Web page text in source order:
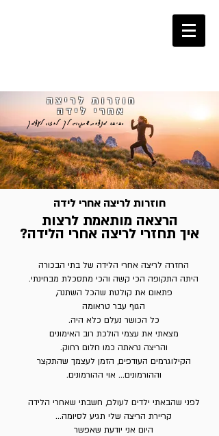
חוזרות לריצה אחרי לידה
הרצאה מותאמת לרצות
איך תחזרי לריצה אחרי הלידה?
החזרה לריצה אחרי הלידה של בתי הבכורה
היתה התקופה הכי קשה והכי מתסכלת מבחינתי.
פתאום את קולטת שהכל השתנה,
הגוף עבר טראומה
כל הכושר נעלם כלא היה.
מצאתי את עצמי הולכת רוב האימונים
והריצה נראתה כמו חלום רחוק.
הקילוגרמים העודפים, הזמן לעצמך שהתקצר
וההורמונים... אוי ההורמונים.
לפני שהבאתי ילדים לעולם, חשבתי שאחרי הלידה
קריירת הריצה שלי תגיע לסיומה...
היום אני יודעת שאפשר
חוזרות לריצה
אחרי לידה
סביבה מנצחת שתגרום לך לחזור לעצמך